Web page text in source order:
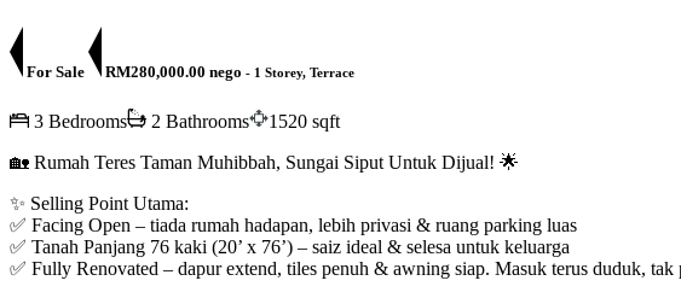
For Sale RM280,000.00 nego - 1 Storey, Terrace
3 Bedrooms 2 Bathrooms
1520 sqft
🏡 Rumah Teres Taman Muhibbah, Sungai Siput Untuk Dijual! 🌟
✨ Selling Point Utama:
✅ Facing Open – tiada rumah hadapan, lebih privasi & ruang parking luas
✅ Tanah Panjang 76 kaki (20’ x 76’) – saiz ideal & selesa untuk keluarga
✅ Fully Renovated – dapur extend, tiles penuh & awning siap. Masuk terus duduk, tak